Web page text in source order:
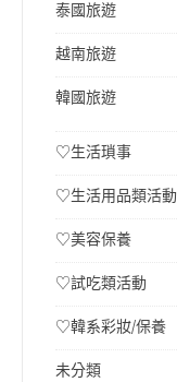
泰國旅遊
越南旅遊
韓國旅遊
♡生活瑣事
♡生活用品類活動
♡美容保養
♡試吃類活動
♡韓系彩妝/保養
未分類